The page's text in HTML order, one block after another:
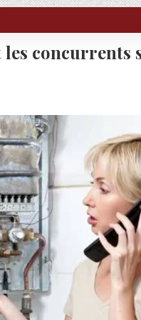
concurrents